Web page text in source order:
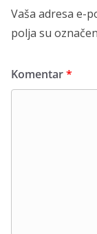
Vaša adresa e-
polja su
Komentar*